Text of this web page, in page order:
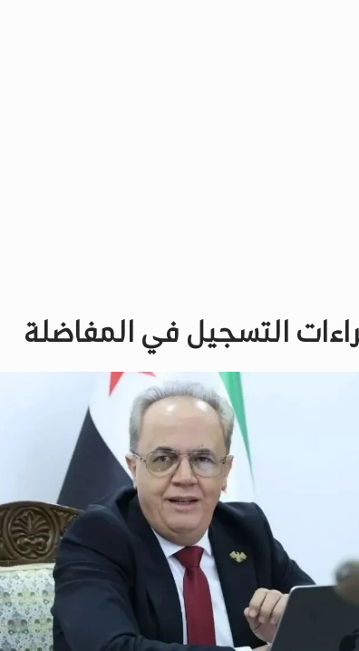
التسجيل في المفاضلة